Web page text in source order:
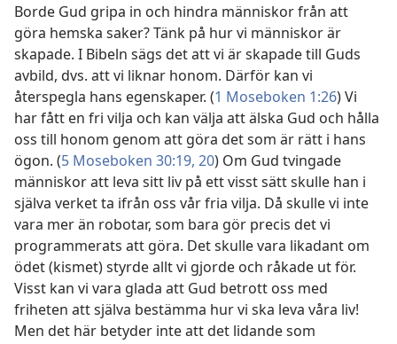
Borde Gud gripa in och hindra människor från att
göra hemska saker? Tänk på hur vi människor är
skapade. I Bibeln sägs det att vi är skapade till Guds
avbild, dvs. att vi liknar honom. Därför kan vi
återspegla hans egenskaper. (1 Moseboken 1:26) Vi
har fått en fri vilja och kan välja att älska Gud och hålla
oss till honom genom att göra det som är rätt i hans
ögon. (5 Moseboken 30:19, 20) Om Gud tvingade
människor att leva sitt liv på ett visst sätt skulle han i
själva verket ta ifrån oss vår fria vilja. Då skulle vi inte
vara mer än robotar, som bara gör precis det vi
programmerats att göra. Det skulle vara likadant om
ödet (kismet) styrde allt vi gjorde och råkade ut för.
Visst kan vi vara glada att Gud betrott oss med
friheten att själva bestämma hur vi ska leva våra liv!
Men det här betyder inte att det lidande som